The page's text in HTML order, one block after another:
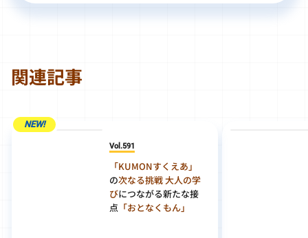
関連記事
Vol.591
「KUMONすくえあ」
の次なる挑戦大人の学
びにつながる新たな接
点 「おとなくもん」